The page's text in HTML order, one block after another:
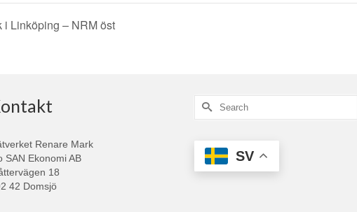
Linköping – NRM öst
Renare Mark
SAN Ekonomi AB
18
42 Domsjö
Search
SV